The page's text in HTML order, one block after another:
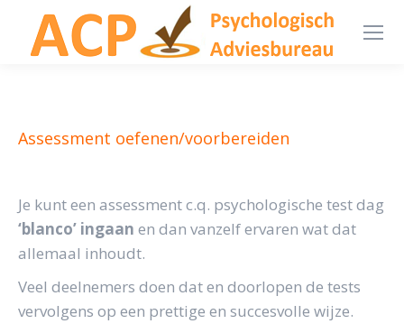
Assessment oefenen/voorbereiden
Je kunt een assessment c.q. psychologische test dag
‘blanco’ ingaan en dan vanzelf ervaren wat dat
allemaal inhoudt.
Veel deelnemers doen dat en doorlopen de tests
vervolgens op een prettige en succesvolle wijze.